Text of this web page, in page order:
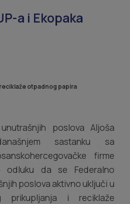
a i Ekopaka
otpadnog papira
poslova Aljoša
sastanku sa
firme
odluku da se Federalno
poslova aktivno uključi u
prikupljanja i reciklaže